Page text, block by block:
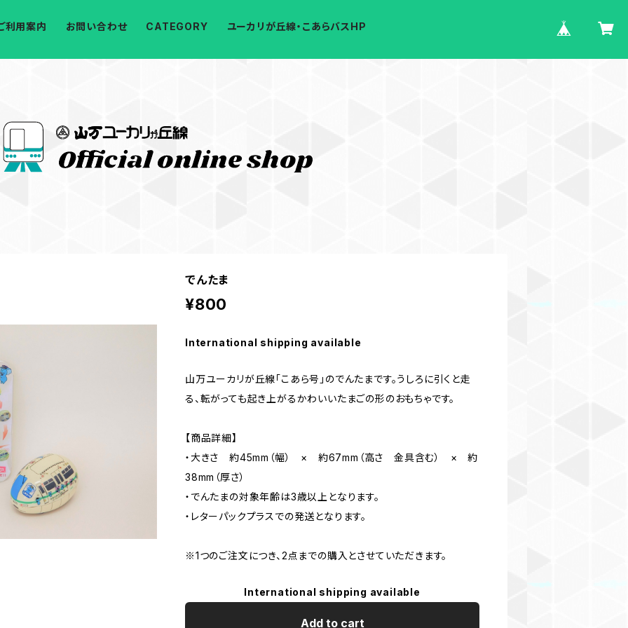
利用案内 お問い合わせ CATEGORY ユーカリが丘線・こあらバスHP
でんたま
¥800
International shipping available
山万ユーカリが丘線「こあら号」のでんたまです。うしろに引くと走
る、転がっても起き上がるかわいいたまごの形のおもちゃです。
【商品詳細】
・大きさ 約45mm（幅） × 約67mm（高さ 金具含む） × 約
38mm（厚さ）
・でんたまの対象年齢は3歳以上となります。
・レターパックプラスでの発送となります。
※1つのご注文につき、2点までの購入とさせていただきます。
International shipping available
Add to cart